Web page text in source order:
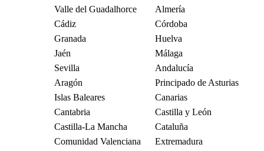
Valle del Guadalhorce
Almería
Cádiz
Córdoba
Granada
Huelva
Jaén
Málaga
Sevilla
Andalucía
Aragón
Principado de Asturias
Islas Baleares
Canarias
Cantabria
Castilla y León
Castilla-La Mancha
Cataluña
Comunidad Valenciana
Extremadura